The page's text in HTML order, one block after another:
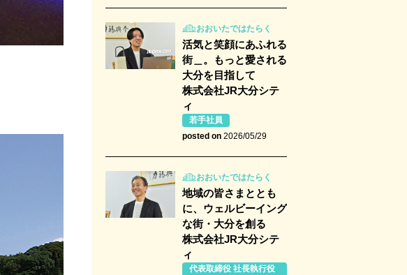
おおいたではたらく
活気と笑顔にあふれる
街＿。もっと愛される
大分を目指して
株式会社JR大分シテ
ィ
若手社員
posted on 2026/05/29
おおいたではたらく
地域の皆さまととも
に、ウェルビーイング
な街・大分を創る
株式会社JR大分シテ
ィ
代表取締役 社長執行役